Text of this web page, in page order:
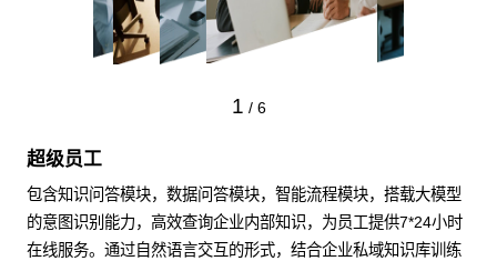
1 / 6
超级员工
包含知识问答模块，数据问答模块，智能流程模块，搭载大模型
的意图识别能力，高效查询企业内部知识，为员工提供7*24小时
在线服务。通过自然语言交互的形式，结合企业私域知识库训练